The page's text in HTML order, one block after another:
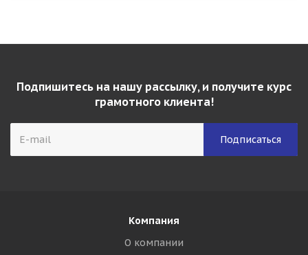
Подпишитесь на нашу рассылку, и получите курс
грамотного клиента!
Компания
О компании